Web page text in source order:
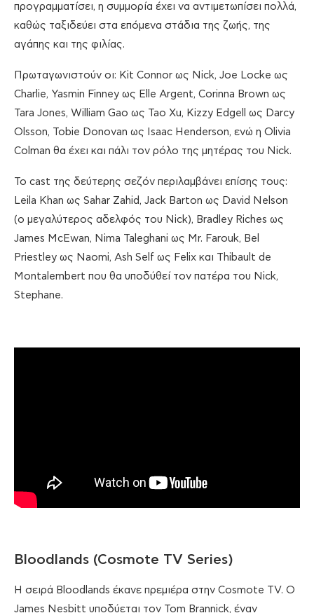
προγραμματίσει, η συμμορία έχει να αντιμετωπίσει πολλά,
καθώς ταξιδεύει στα επόμενα στάδια της ζωής, της
αγάπης και της φιλίας.
Πρωταγωνιστούν οι: Kit Connor ως Nick, Joe Locke ως
Charlie, Yasmin Finney ως Elle Argent, Corinna Brown ως
Tara Jones, William Gao ως Tao Xu, Kizzy Edgell ως Darcy
Olsson, Tobie Donovan ως Isaac Henderson, ενώ η Olivia
Colman θα έχει και πάλι τον ρόλο της μητέρας του Nick.
To cast της δεύτερης σεζόν περιλαμβάνει επίσης τους:
Leila Khan ως Sahar Zahid, Jack Barton ως David Nelson
(ο μεγαλύτερος αδελφός του Nick), Bradley Riches ως
James McEwan, Nima Taleghani ως Mr. Farouk, Bel
Priestley ως Naomi, Ash Self ως Felix και Thibault de
Montalembert που θα υποδύθεί τον πατέρα του Nick,
Stephane.
Bloodlands (Cosmote TV Series)
Η σειρά Bloodlands έκανε πρεμιέρα στην Cosmote TV. Ο
James Nesbitt υποδύεται τον Tom Brannick, έναν